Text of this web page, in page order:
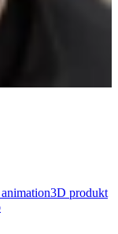
3D produkt